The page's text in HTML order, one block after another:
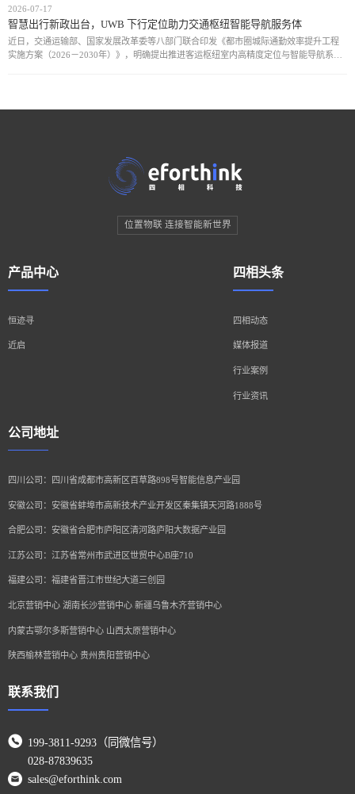
2026-07-17
智慧出行新政出台，UWB 下行定位助力交通枢纽智能导航服务体
近日，交通运输部、国家发展改革委等八部门联合印发《都市圈城际通勤效率提升工程
实施方案（2026－2030年）》，明确提出推进客运枢纽室内高精度定位与智能导航系统
位置物联 连接智能新世界
产品中心
恒迹寻
近启
四相头条
四相动态
媒体报道
行业案例
行业资讯
公司地址
四川公司：四川省成都市高新区百草路898号智能信息产业园
安徽公司：安徽省蚌埠市高新技术产业开发区秦集镇天河路1888号
合肥公司：安徽省合肥市庐阳区清河路庐阳大数据产业园
江苏公司：江苏省常州市武进区世贸中心B座710
福建公司：福建省晋江市世纪大道三创园
北京营销中心 湖南长沙营销中心 新疆乌鲁木齐营销中心
内蒙古鄂尔多斯营销中心 山西太原营销中心
陕西榆林营销中心 贵州贵阳营销中心
联系我们
199-3811-9293（同微信号）
028-87839635
sales@eforthink.com